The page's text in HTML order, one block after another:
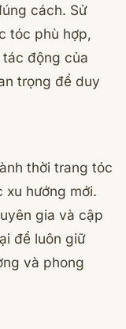
cách. Sử
tóc phù hợp,
động của
trọng để duy
thời trang tóc
xu hướng mới.
gia và cập
để luôn giữ
và phong